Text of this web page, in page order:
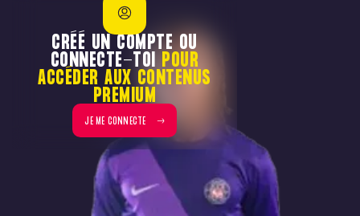
CRÉÉ UN COMPTE OU
CONNECTE-TOI POUR
ACCÉDER AUX CONTENUS
PREMIUM
JE ME CONNECTE